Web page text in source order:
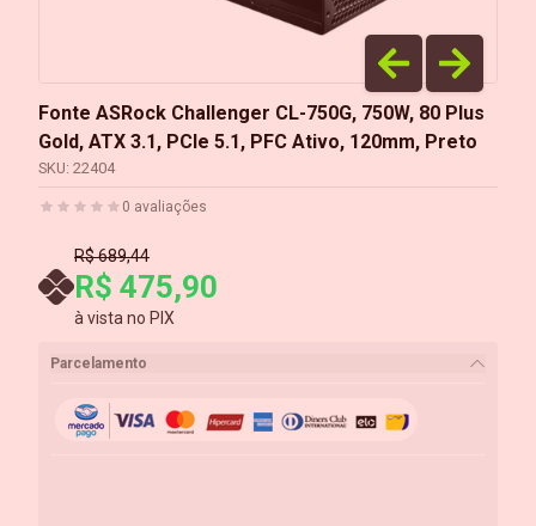
Fonte ASRock Challenger CL-750G, 750W, 80 Plus
Gold, ATX 3.1, PCIe 5.1, PFC Ativo, 120mm, Preto
SKU: 22404
0 avaliações
R$ 689,44
R$ 475,90
à vista no PIX
Parcelamento